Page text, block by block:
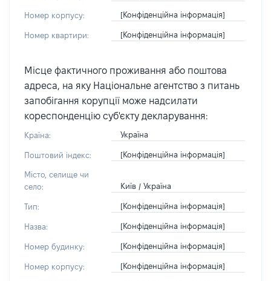
Номер корпусу: [Конфіденційна інформація]
Номер квартири: [Конфіденційна інформація]
Місце фактичного проживання або поштова
адреса, на яку Національне агентство з питань
запобігання корупції може надсилати
кореспонденцію суб'єкту декларування:
Країна: Україна
Поштовий індекс: [Конфіденційна інформація]
Місто, селище чи
село:
Київ / Україна
Тип: [Конфіденційна інформація]
Назва: [Конфіденційна інформація]
Номер будинку: [Конфіденційна інформація]
Номер корпусу: [Конфіденційна інформація]